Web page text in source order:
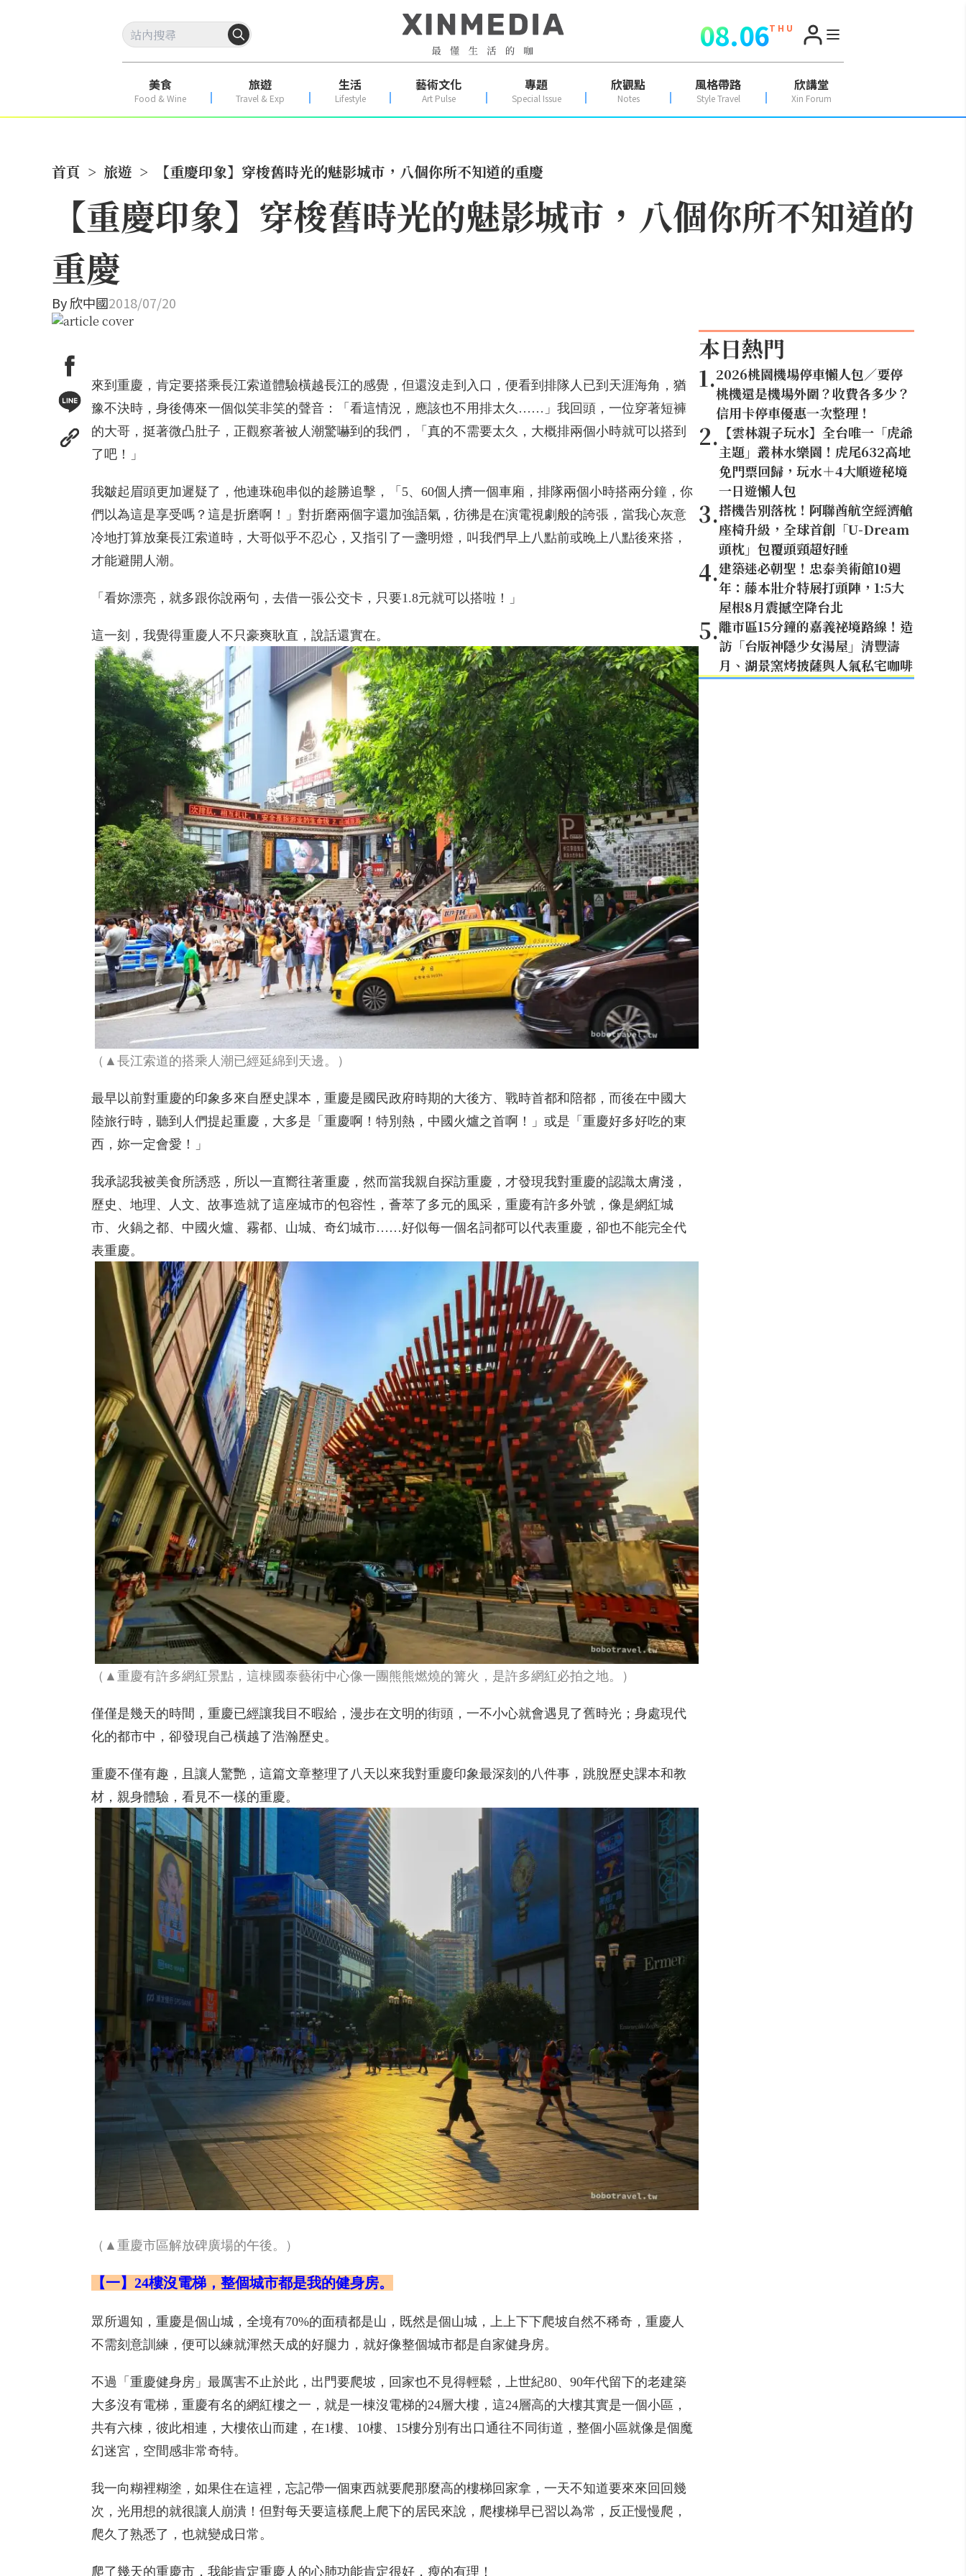
08.06T H U
美食
Food & Wine
旅遊
Travel & Exp
生活
Lifestyle
藝術文化
Art Pulse
專題
Special Issue
欣觀點
Notes
風格帶路
Style Travel
欣講堂
Xin Forum
首頁 > 旅遊 > 【重慶印象】穿梭舊時光的魅影城市，八個你所不知道的重慶
【重慶印象】穿梭舊時光的魅影城市，八個你所不知道的
重慶
By欣中國2018/07/20
來到重慶，肯定要搭乘長江索道體驗橫越長江的感覺，但還沒走到入口，便看到排隊人已到天涯海角，猶
豫不決時，身後傳來一個似笑非笑的聲音：「看這情況，應該也不用排太久……」我回頭，一位穿著短褲
的大哥，挺著微凸肚子，正觀察著被人潮驚嚇到的我們，「真的不需要太久，大概排兩個小時就可以搭到
了吧！」
我皺起眉頭更加遲疑了，他連珠砲串似的趁勝追擊，「5、60個人擠一個車廂，排隊兩個小時搭兩分鐘，你
們以為這是享受嗎？這是折磨啊！」對折磨兩個字還加強語氣，彷彿是在演電視劇般的誇張，當我心灰意
冷地打算放棄長江索道時，大哥似乎不忍心，又指引了一盞明燈，叫我們早上八點前或晚上八點後來搭，
才能避開人潮。
「看妳漂亮，就多跟你說兩句，去借一張公交卡，只要1.8元就可以搭啦！」
這一刻，我覺得重慶人不只豪爽耿直，說話還實在。
（▲長江索道的搭乘人潮已經延綿到天邊。）
最早以前對重慶的印象多來自歷史課本，重慶是國民政府時期的大後方、戰時首都和陪都，而後在中國大
陸旅行時，聽到人們提起重慶，大多是「重慶啊！特別熱，中國火爐之首啊！」或是「重慶好多好吃的東
西，妳一定會愛！」
我承認我被美食所誘惑，所以一直嚮往著重慶，然而當我親自探訪重慶，才發現我對重慶的認識太膚淺，
歷史、地理、人文、故事造就了這座城市的包容性，薈萃了多元的風采，重慶有許多外號，像是網紅城
市、火鍋之都、中國火爐、霧都、山城、奇幻城市……好似每一個名詞都可以代表重慶，卻也不能完全代
表重慶。
（▲重慶有許多網紅景點，這棟國泰藝術中心像一團熊熊燃燒的篝火，是許多網紅必拍之地。）
僅僅是幾天的時間，重慶已經讓我目不暇給，漫步在文明的街頭，一不小心就會遇見了舊時光；身處現代
化的都市中，卻發現自己橫越了浩瀚歷史。
重慶不僅有趣，且讓人驚艷，這篇文章整理了八天以來我對重慶印象最深刻的八件事，跳脫歷史課本和教
材，親身體驗，看見不一樣的重慶。
（▲重慶市區解放碑廣場的午後。）
【一】24樓沒電梯，整個城市都是我的健身房。
眾所週知，重慶是個山城，全境有70%的面積都是山，既然是個山城，上上下下爬坡自然不稀奇，重慶人
不需刻意訓練，便可以練就渾然天成的好腿力，就好像整個城市都是自家健身房。
不過「重慶健身房」最厲害不止於此，出門要爬坡，回家也不見得輕鬆，上世紀80、90年代留下的老建築
大多沒有電梯，重慶有名的網紅樓之一，就是一棟沒電梯的24層大樓，這24層高的大樓其實是一個小區，
共有六棟，彼此相連，大樓依山而建，在1樓、10樓、15樓分別有出口通往不同街道，整個小區就像是個魔
幻迷宮，空間感非常奇特。
我一向糊裡糊塗，如果住在這裡，忘記帶一個東西就要爬那麼高的樓梯回家拿，一天不知道要來來回回幾
次，光用想的就很讓人崩潰！但對每天要這樣爬上爬下的居民來說，爬樓梯早已習以為常，反正慢慢爬，
爬久了熟悉了，也就變成日常。
爬了幾天的重慶市，我能肯定重慶人的心肺功能肯定很好，瘦的有理！
本日熱門
1.2026桃園機場停車懶人包／要停
桃機還是機場外圍？收費各多少？
信用卡停車優惠一次整理！
2. 【雲林親子玩水】全台唯一「虎爺
主題」叢林水樂園！虎尾632高地
免門票回歸，玩水＋4大順遊秘境
一日遊懶人包
3.搭機告別落枕！阿聯酋航空經濟艙
座椅升級，全球首創「U-Dream
頭枕」包覆頭頸超好睡
4.建築迷必朝聖！忠泰美術館10週
年：藤本壯介特展打頭陣，1:5大
屋根8月震撼空降台北
5.離市區15分鐘的嘉義祕境路線！造
訪「台版神隱少女湯屋」清豐濤
月、湖景窯烤披薩與人氣私宅咖啡